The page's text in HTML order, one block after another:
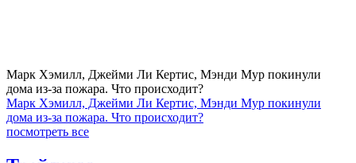
Марк Хэмилл, Джейми Ли Кертис, Мэнди Мур покинули
дома из-за пожара. Что происходит?
Марк Хэмилл, Джейми Ли Кертис, Мэнди Мур покинули
дома из-за пожара. Что происходит?
посмотреть все